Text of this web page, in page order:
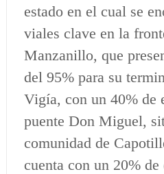
estado en el cual se
viales clave en la
Manzanillo, que
del 95% para su
Vigía, con un 40% de
puente Don Miguel,
comunidad de
cuenta con un 20%